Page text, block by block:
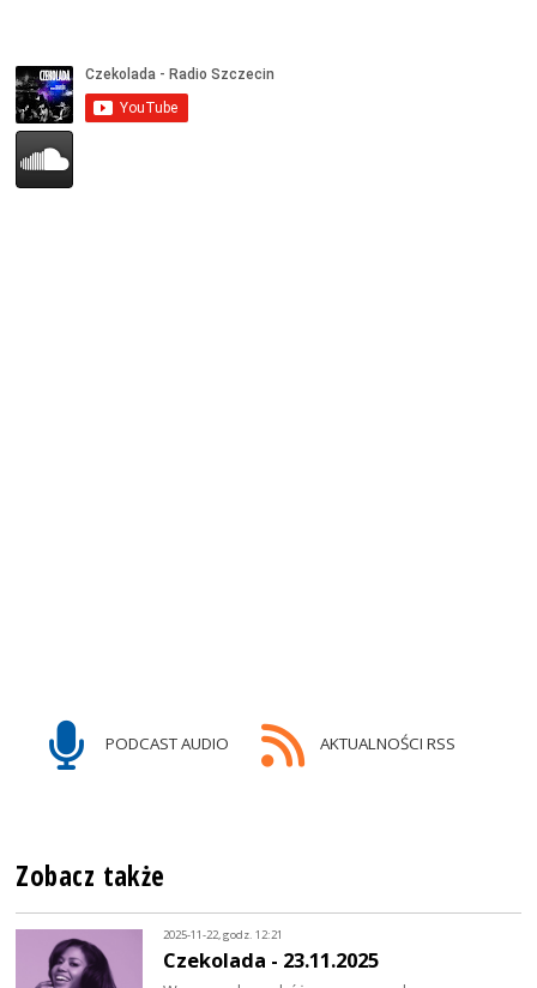
PODCAST AUDIO AKTUALNOŚCI RSS
Zobacz także
2025-11-22, godz. 12:21
Czekolada - 23.11.2025